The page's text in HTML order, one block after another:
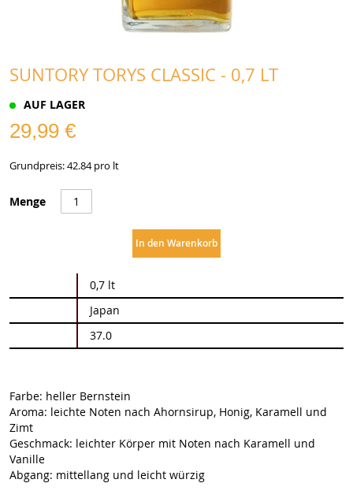
SUNTORY TORYS CLASSIC - 0,7 LT
AUF LAGER
29,99 €
Grundpreis: 42.84 pro lt
Menge
In den Warenkorb
Informationen
0,7 lt
Japan
37.0
Farbe: heller Bernstein
Aroma: leichte Noten nach Ahornsirup, Honig, Karamell und
Zimt
Geschmack: leichter Körper mit Noten nach Karamell und
Vanille
Abgang: mittellang und leicht würzig